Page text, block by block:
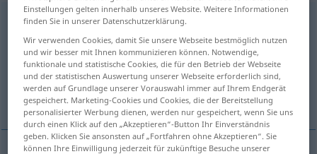
surroundings [səˈraʊndɪŋz]pl
Übersicht aller Übersetzungen
(Für mehr Details die Übersetzung anklicken/antippen)
Umgebung
Einstellungen gelten innerhalb unseres Website. Weitere Informationen
finden Sie in unserer Datenschutzerklärung.
Wir verwenden Cookies, damit Sie unsere Webseite bestmöglich nutzen
und wir besser mit Ihnen kommunizieren können. Notwendige,
funktionale und statistische Cookies, die für den Betrieb der Webseite
und der statistischen Auswertung unserer Webseite erforderlich sind,
werden auf Grundlage unserer Vorauswahl immer auf Ihrem Endgerät
gespeichert. Marketing-Cookies und Cookies, die der Bereitstellung
personalisierter Werbung dienen, werden nur gespeichert, wenn Sie uns
durch einen Klick auf den „Akzeptieren“-Button Ihr Einverständnis
geben. Klicken Sie ansonsten auf „Fortfahren ohne Akzeptieren“. Sie
können Ihre Einwilligung jederzeit für zukünftige Besuche unserer